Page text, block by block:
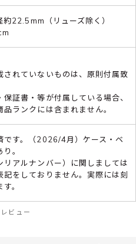
約22.5mm（リューズ除く）
れていないものは、原則付属致
証書・等が付属している場合、
ランクには含まれません。
です。（2026/4月）ケース・ベ
。
リアルナンバー）に関しましては
記をしておりません。実際には刻
。
ビュー